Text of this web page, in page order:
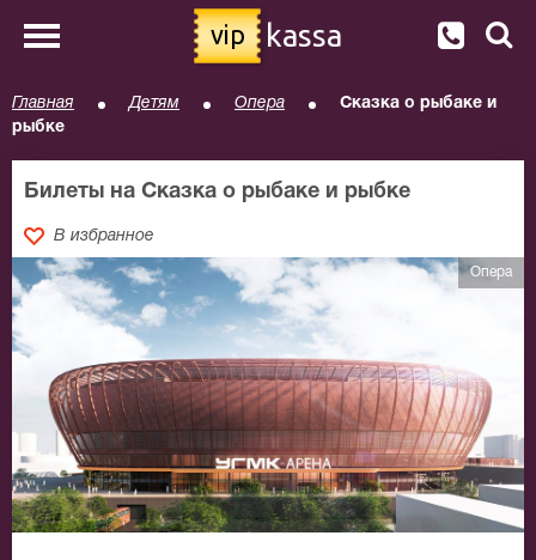
vip kassa
Главная Детям Опера
Сказка о рыбаке и
рыбке
Билеты на Сказка о рыбаке и рыбке
В избранное
Опера